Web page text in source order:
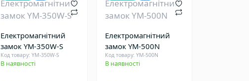
Електромагнітний
замок YM-350W-S
Код товару: YM-350W-S
В наявності
Електромагнітний
замок YM-500N
Код товару: YM-500N
В наявності